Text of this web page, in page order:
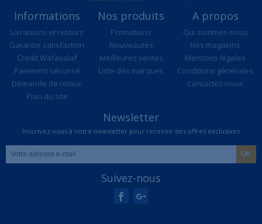
Informations
Livraisons et retours
Garantie satisfaction
Credit Wafasalaf
Paiement sécurisé
Demande de retour
Plan du site
Nos produits
Promotions
Nouveautés
Meilleures ventes
Liste des marques
A propos
Qui sommes-nous
Nos magasins
Mentions légales
Conditions générales
Contactez-nous
Newsletter
Inscrivez-vous à notre newsletter pour recevoir des offres exclusives
Suivez-nous